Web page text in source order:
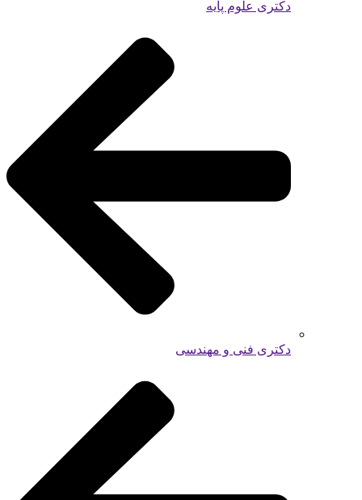
دکتری علوم پایه
دکتری فنی و مهندسی